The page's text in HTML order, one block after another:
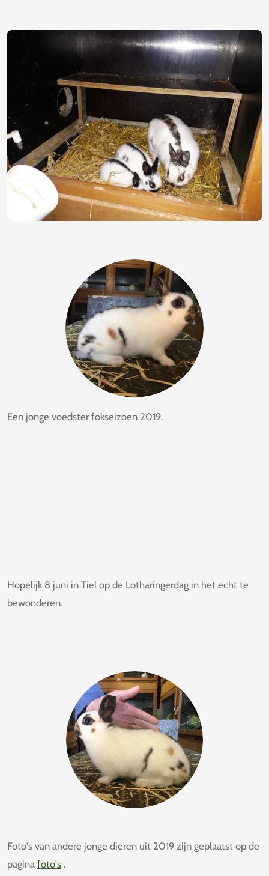
Een jonge voedster fokseizoen 2019.
Hopelijk 8 juni in Tiel op de Lotharingerdag in het echt te
bewonderen.
Foto's van andere jonge dieren uit 2019 zijn geplaatst op de
pagina foto's .